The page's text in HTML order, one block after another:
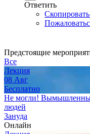
Ответить
Предстоящие
Все
Лекция
08 Авг
Бесплатно
Не могли!
людей
Зануда
Онлайн